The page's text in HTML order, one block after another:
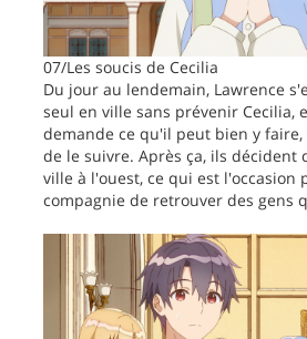
07/Les soucis de Cecilia
Du jour au lendemain, Lawrence
seul en ville sans prévenir Cecilia,
demande ce qu'il peut bien y faire,
de le suivre. Après ça, ils décident
ville à l'ouest, ce qui est l'occasion
compagnie de retrouver des gens